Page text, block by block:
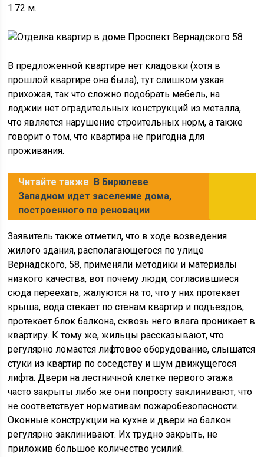
1.72 м.
В предложенной квартире нет кладовки (хотя в
прошлой квартире она была), тут слишком узкая
прихожая, так что сложно подобрать мебель, на
лоджии нет оградительных конструкций из металла,
что является нарушение строительных норм, а также
говорит о том, что квартира не пригодна для
проживания.
Читайте также В Бирюлеве
Западном идет заселение дома,
построенного по реновации
Заявитель также отметил, что в ходе возведения
жилого здания, располагающегося по улице
Вернадского, 58, применяли методики и материалы
низкого качества, вот почему люди, согласившиеся
сюда переехать, жалуются на то, что у них протекает
крыша, вода стекает по стенам квартир и подъездов,
протекает блок балкона, сквозь него влага проникает в
квартиру. К тому же, жильцы рассказывают, что
регулярно ломается лифтовое оборудование, слышатся
стуки из квартир по соседству и шум движущегося
лифта. Двери на лестничной клетке первого этажа
часто закрыты либо же они попросту заклинивают, что
не соответствует нормативам пожаробезопасности.
Оконные конструкции на кухне и двери на балкон
регулярно заклинивают. Их трудно закрыть, не
приложив большое количество усилий.